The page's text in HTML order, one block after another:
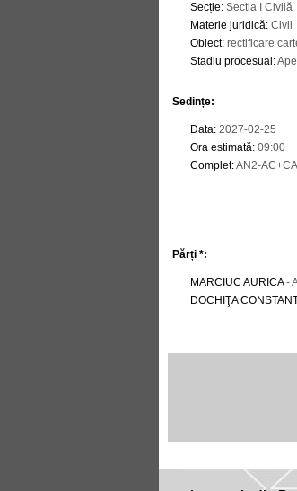
Secție: Sectia I Civilă
Materie juridică: Civil
Obiect: rectificare
Stadiu procesual :Apel
Sedințe:
Data: 2027-02-25
Ora estimată: 09:00
Complet:AN2-AC+CA
Părți *:
MARCIUC AURICA-
DOCHIŢA